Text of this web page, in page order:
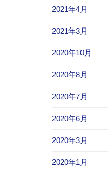
2021年4月
2021年3月
2020年10月
2020年8月
2020年7月
2020年6月
2020年3月
2020年1月